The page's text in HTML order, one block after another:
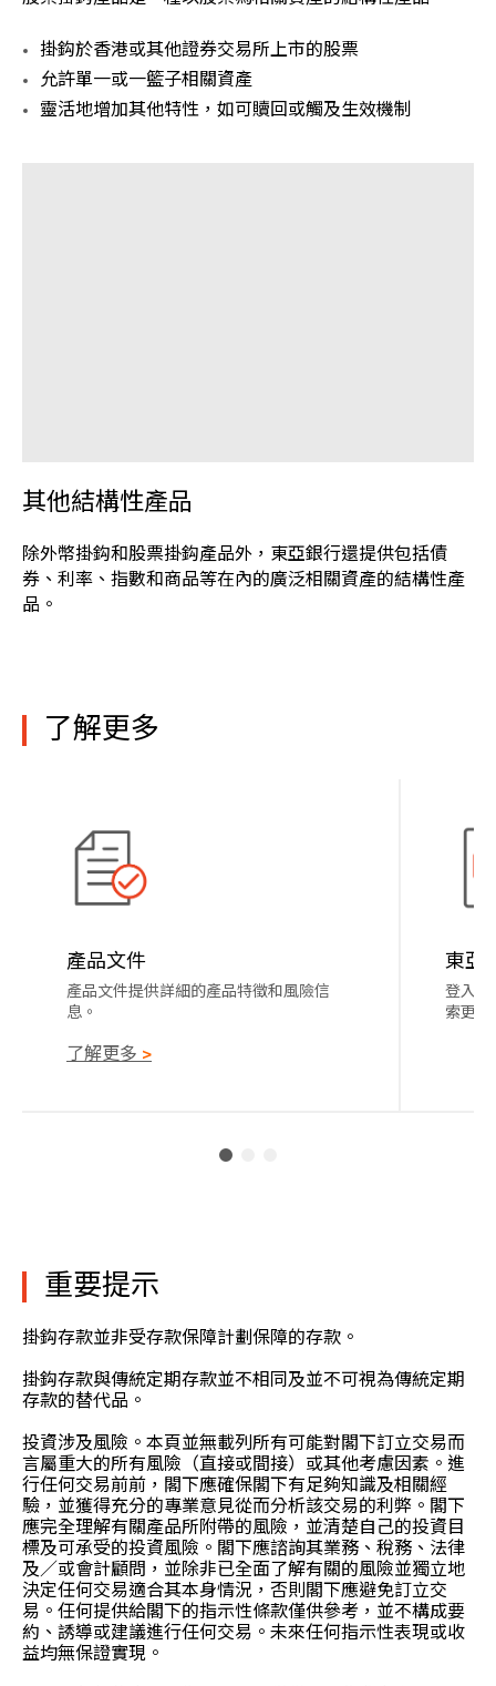
掛鈎於香港或其他證券交易所上市的股票
允許單一或一籃子相關資產
靈活地增加其他特性，如可贖回或觸及生效機制
其他結構性產品
除外幣掛鈎和股票掛鈎產品外，東亞銀行還提供包括債
券、利率、指數和商品等在內的廣泛相關資產的結構性產
品。
了解更多
產品文件
產品文件提供詳細的產品特徵和風險信
息。
了解更多 >
東亞
登入
索更多
重要提示
掛鈎存款並非受存款保障計劃保障的存款。
掛鈎存款與傳統定期存款並不相同及並不可視為傳統定期
存款的替代品。
投資涉及風險。本頁並無載列所有可能對閣下訂立交易而
言屬重大的所有風險（直接或間接）或其他考慮因素。進
行任何交易前前，閣下應確保閣下有足夠知識及相關經
驗，並獲得充分的專業意見從而分析該交易的利弊。閣下
應完全理解有關產品所附帶的風險，並清楚自己的投資目
標及可承受的投資風險。閣下應諮詢其業務、稅務、法律
及／或會計顧問，並除非已全面了解有關的風險並獨立地
決定任何交易適合其本身情況，否則閣下應避免訂立交
易。任何提供給閣下的指示性條款僅供參考，並不構成要
約、誘導或建議進行任何交易。未來任何指示性表現或收
益均無保證實現。